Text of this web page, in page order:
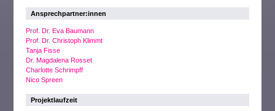
Ansprechpartner:innen
Prof. Dr. Eva Baumann
Prof. Dr. Christoph Klimmt
Tanja Fisse
Dr. Magdalena Rosset
Charlotte Schrimpff
Nico Spreen
Projektlaufzeit